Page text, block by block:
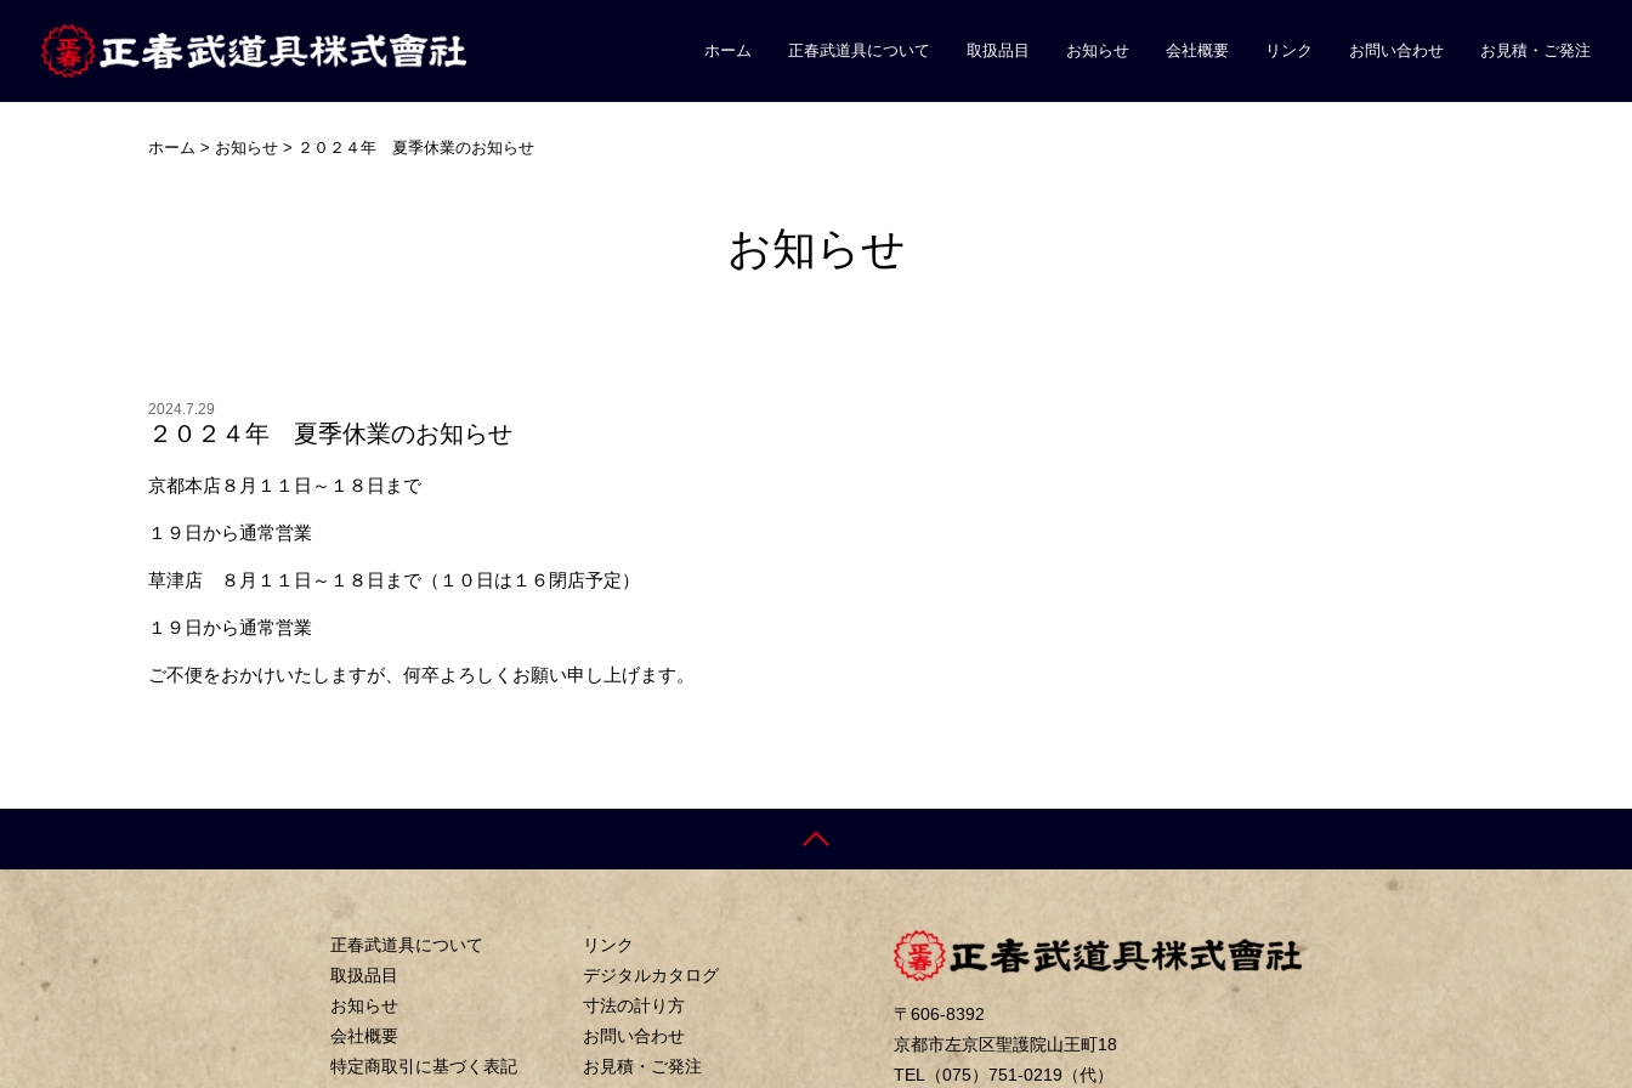
ホーム 正春武道具について 取扱品目 お知らせ 会社概要 リンク お問い合わせ お見積・ご発注
ホーム > お知らせ > ２０２４年 夏季休業のお知らせ
お知らせ
2024.7.29
２０２４年 夏季休業のお知らせ
京都本店８月１１日～１８日まで
１９日から通常営業
草津店 ８月１１日～１８日まで（１０日は１６閉店予定）
１９日から通常営業
ご不便をおかけいたしますが、何卒よろしくお願い申し上げます。
正春武道具について
取扱品目
お知らせ
会社概要
特定商取引に基づく表記
リンク
デジタルカタログ
寸法の計り方
お問い合わせ
お見積・ご発注
〒606-8392
京都市左京区聖護院山王町18
TEL（075）751-0219（代）